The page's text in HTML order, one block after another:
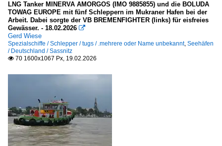
Binnenhäfen
Deutschland
Dresden
FGS - Fahrgastschiffe
.mehrere oder Name unbekannt
Schubboote und -verbände
2007
2008
2009
2010
2012
2013
2014
2015
LNG Tanker MINERVA AMORGOS (IMO 9885855) und die BOLUDA
TOWAG EUROPE mit fünf Schleppern im Mukraner Hafen bei der
Arbeit. Dabei sorgte der VB BREMENFIGHTER (links) für eisfreies
Gewässer. - 18.02.2026 
Gerd Wiese
Spezialschiffe / Schlepper / tugs / .mehrere oder Name unbekannt, Seehäfen
/ Deutschland / Sassnitz
 70 1600x1067 Px, 19.02.2026